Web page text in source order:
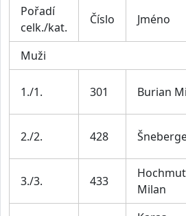
Pořadí
celk./kat.
Číslo Jméno
Muži
1./1. 301 Burian
2./2. 428
3./3. 433
Hochmut
Milan